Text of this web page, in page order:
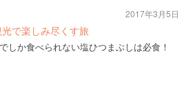
光で楽しみ尽くす旅
しか食べられない塩ひつまぶしは必食！
2017年3月5日